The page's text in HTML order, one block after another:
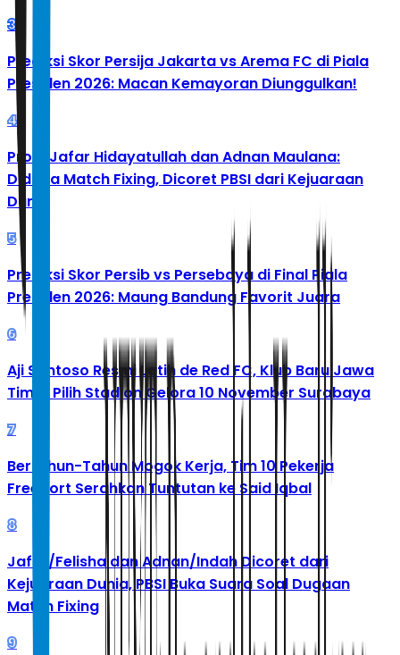
3
Prediksi Skor Persija Jakarta vs Arema FC di Piala
Presiden 2026: Macan Kemayoran Diunggulkan!
4
Profil Jafar Hidayatullah dan Adnan Maulana:
Diduga Match Fixing, Dicoret PBSI dari Kejuaraan
Dunia
5
Prediksi Skor Persib vs Persebaya di Final Piala
Presiden 2026: Maung Bandung Favorit Juara
6
Aji Santoso Resmi Latih de Red FC, Klub Baru Jawa
Timur Pilih Stadion Gelora 10 November Surabaya
7
Bertahun-Tahun Mogok Kerja, Tim 10 Pekerja
Freeport Serahkan Tuntutan ke Said Iqbal
8
Jafar/Felisha dan Adnan/Indah Dicoret dari
Kejuaraan Dunia, PBSI Buka Suara Soal Dugaan
Match Fixing
9